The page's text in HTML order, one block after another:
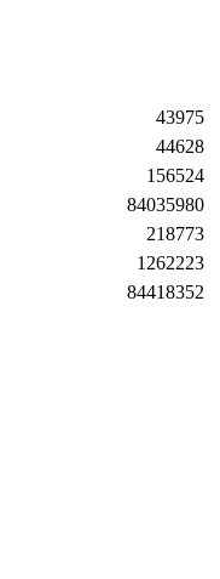
43975
44628
156524
84035980
218773
1262223
84418352